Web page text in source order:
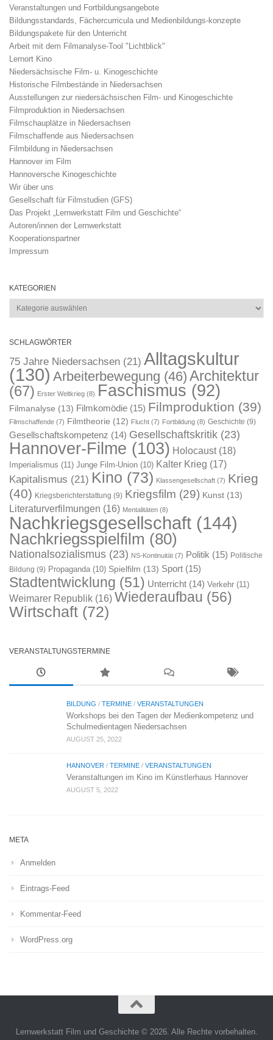
Veranstaltungen und Fortbildungsangebote
Bildungsstandards, Fächercurricula und Medienbildungs-konzepte
Bildungspakete für den Unterricht
Arbeit mit dem Filmanalyse-Tool "Lichtblick"
Lernort Kino
Niedersächsische Film- u. Kinogeschichte
Historische Filmbestände in Niedersachsen
Ausstellungen zur niedersächsischen Film- und Kinogeschichte
Filmproduktion in Niedersachsen
Filmschauplätze in Niedersachsen
Filmschaffende aus Niedersachsen
Filmbildung in Niedersachsen
Hannover im Film
Hannoversche Kinogeschichte
Wir über uns
Gesellschaft für Filmstudien (GFS)
Das Projekt „Lernwerkstatt Film und Geschichte“
Autoren/innen der Lernwerkstatt
Kooperationspartner
Impressum
KATEGORIEN
Kategorien
SCHLAGWÖRTER
75 Jahre Niedersachsen (21) Alltagskultur
(130) Arbeiterbewegung (46) Architektur
(67) Erster Weltkrieg (8) Faschismus (92)
Filmanalyse (13) Filmkomödie (15) Filmproduktion (39)
Filmschaffende (7) Filmtheorie (12) Flucht (7) Fortbildung (8) Geschichte (9)
Gesellschaftskompetenz (14) Gesellschaftskritik (23)
Hannover-Filme (103) Holocaust(18)
Imperialismus (11) Junge Film-Union (10) Kalter Krieg (17)
Kapitalismus (21) Kino (73) Klassengesellschaft (7) Krieg
(40) Kriegsberichterstattung (9) Kriegsfilm (29) Kunst (13)
Literaturverfilmungen (16) Mentalitäten (8)
Nachkriegsgesellschaft (144)
Nachkriegsspielfilm (80)
Nationalsozialismus (23) NS-Kontinuität (7) Politik (15) Politische
Bildung (9) Propaganda (10) Spielfilm (13) Sport (15)
Stadtentwicklung (51) Unterricht (14) Verkehr (11)
Weimarer Republik (16) Wiederaufbau (56)
Wirtschaft (72)
VERANSTALTUNGSTERMINE
BILDUNG / TERMINE / VERANSTALTUNGEN
Workshops bei den Tagen der Medienkompetenz und
Schulmedientagen Niedersachsen
AUGUST 25, 2022
HANNOVER / TERMINE / VERANSTALTUNGEN
Veranstaltungen im Kino im Künstlerhaus Hannover
AUGUST 5, 2022
META
Anmelden
Eintrags-Feed
Kommentar-Feed
WordPress.org
Lernwerkstatt Film und Geschichte © 2026. Alle Rechte vorbehalten.